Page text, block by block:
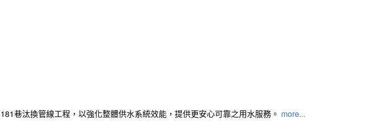
巷汰換管線工程，以強化整體供水系統效能，提供更安心可靠之用水服務。 more...